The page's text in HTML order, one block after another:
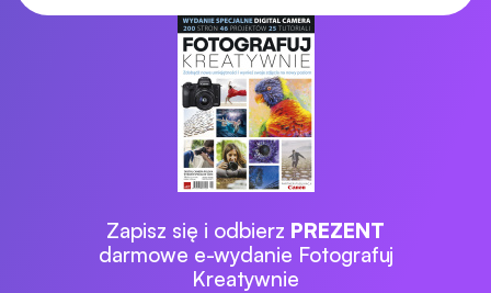
Zapisz się i odbierz PREZENT
darmowe e-wydanie Fotografuj
Kreatywnie